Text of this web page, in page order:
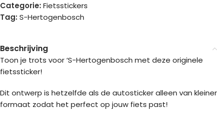
Categorie: Fietsstickers
Tag: S-Hertogenbosch
Beschrijving
Toon je trots voor ‘S-Hertogenbosch met deze originele
fietssticker!
Dit ontwerp is hetzelfde als de autosticker alleen van kleiner
formaat zodat het perfect op jouw fiets past!